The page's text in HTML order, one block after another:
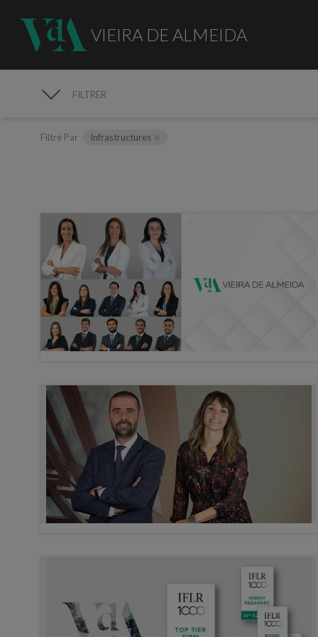
VIEIRA DE ALMEIDA
FILTRER
Filtré Par Infrastructures